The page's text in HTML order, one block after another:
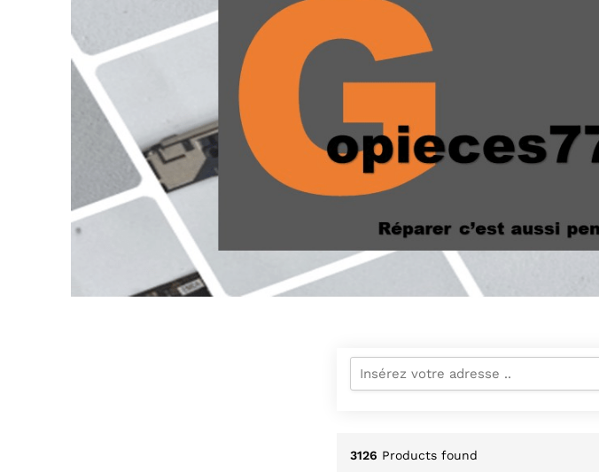
3126 Products found